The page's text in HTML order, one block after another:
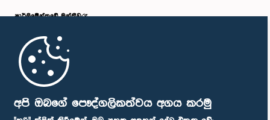
අපි ඔබගේ පෞද්ගලිකත්වය අගය කරමු
පාර්ලි‌මේන්තුවේ මන්ත්‍රීවරු
මුල් පිටුව
පාර්ලිමේන්තු ජංගම යෙදුම